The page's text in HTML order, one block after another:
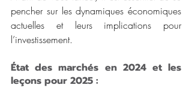
pencher sur les dynamiques économiques
actuelles et leurs implications pour
l’investissement.
État des marchés en 2024 et les
leçons pour 2025 :